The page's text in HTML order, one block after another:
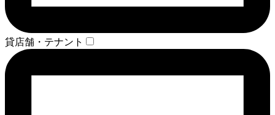
貸店舗・テナント